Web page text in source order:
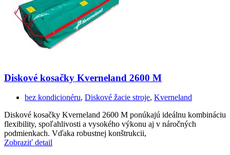
Diskové kosačky Kverneland 2600 M
bez kondicionéru, Diskové žacie stroje, Kverneland
Diskové kosačky Kverneland 2600 M ponúkajú ideálnu kombináciu
flexibility, spoľahlivosti a vysokého výkonu aj v náročných
podmienkach. Vďaka robustnej konštrukcii,
Zobraziť detail